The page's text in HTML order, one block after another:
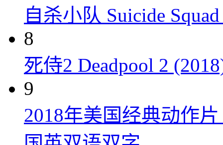
自杀小队 Suicide
8
死侍2 Deadpool 2
9
2018年美国经典动作